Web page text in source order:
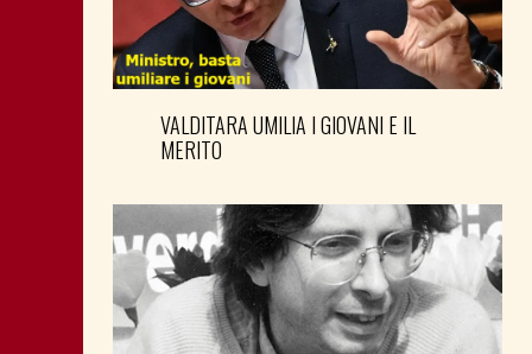
VALDITARA UMILIA I GIOVANI E IL
MERITO